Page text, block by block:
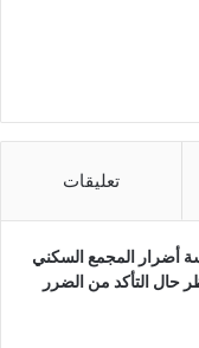
تعليقات
أضرار المجمع السكني
حال التأكد من الضرر